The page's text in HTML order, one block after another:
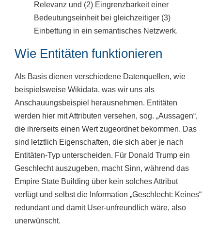
Relevanz und (2) Eingrenzbarkeit einer
Bedeutungseinheit bei gleichzeitiger (3)
Einbettung in ein semantisches Netzwerk.
Wie Entitäten funktionieren
Als Basis dienen verschiedene Datenquellen, wie
beispielsweise Wikidata, was wir uns als
Anschauungsbeispiel herausnehmen. Entitäten
werden hier mit Attributen versehen, sog. „Aussagen“,
die ihrerseits einen Wert zugeordnet bekommen. Das
sind letztlich Eigenschaften, die sich aber je nach
Entitäten-Typ unterscheiden. Für Donald Trump ein
Geschlecht auszugeben, macht Sinn, während das
Empire State Building über kein solches Attribut
verfügt und selbst die Information „Geschlecht: Keines“
redundant und damit User-unfreundlich wäre, also
unerwünscht.